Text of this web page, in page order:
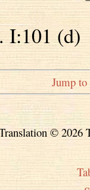
I:101
Jump
© 2026